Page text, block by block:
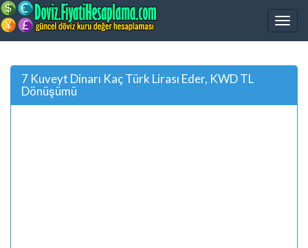
7 Kuveyt Dinarı Kaç Türk Lirası Eder, KWD TL
Dönüşümü